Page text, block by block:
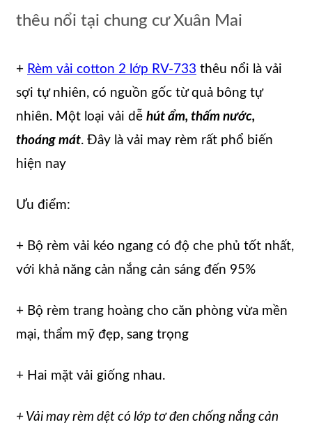
thêu nổi tại chung cư Xuân Mai
+ Rèm vải cotton 2 lớp RV-733 thêu nổi là vải
sợi tự nhiên, có nguồn gốc từ quả bông tự
nhiên. Một loại vải dễ hút ẩm, thấm nước,
thoáng mát. Đây là vải may rèm rất phổ biến
hiện nay
Ưu điểm:
+ Bộ rèm vải kéo ngang có độ che phủ tốt nhất,
với khả năng cản nắng cản sáng đến 95%
+ Bộ rèm trang hoàng cho căn phòng vừa mền
mại, thẩm mỹ đẹp, sang trọng
+ Hai mặt vải giống nhau.
+ Vải may rèm dệt có lớp tơ đen chống nắng cản